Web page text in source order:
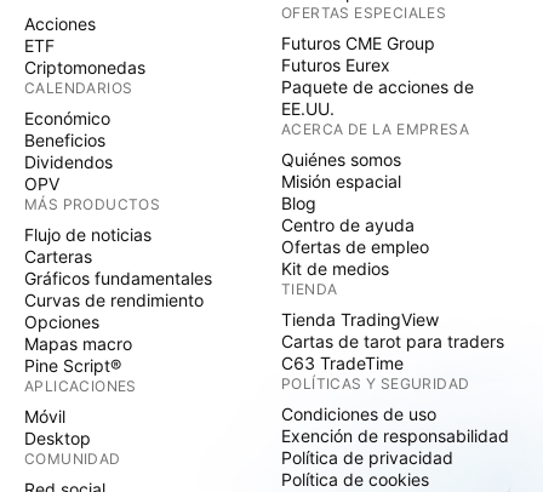
Acciones
ETF
Criptomonedas
CALENDARIOS
Económico
Beneficios
Dividendos
OPV
MÁS PRODUCTOS
Flujo de noticias
Carteras
Gráficos fundamentales
Curvas de rendimiento
Opciones
Mapas macro
Pine Script®
APLICACIONES
Móvil
Desktop
COMUNIDAD
OFERTAS ESPECIALES
Futuros CME Group
Futuros Eurex
Paquete de acciones de
EE.UU.
ACERCA DE LA EMPRESA
Quiénes somos
Misión espacial
Blog
Centro de ayuda
Ofertas de empleo
Kit de medios
TIENDA
Tienda TradingView
Cartas de tarot para traders
C63 TradeTime
POLÍTICAS Y SEGURIDAD
Condiciones de uso
Exención de responsabilidad
Política de privacidad
Política de cookies